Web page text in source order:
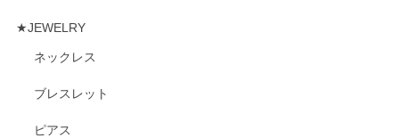
★JEWELRY
ネックレス
ブレスレット
ピアス